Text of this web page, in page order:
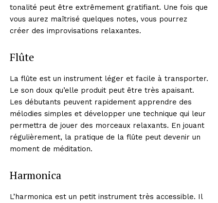
SUBSCRIBE NOW
About
Contact us
Subscription Plans
My account
tonalité peut être extrêmement gratifiant. Une fois que
vous aurez maîtrisé quelques notes, vous pourrez
créer des improvisations relaxantes.
Flûte
La flûte est un instrument léger et facile à transporter.
Le son doux qu’elle produit peut être très apaisant.
Les débutants peuvent rapidement apprendre des
mélodies simples et développer une technique qui leur
permettra de jouer des morceaux relaxants. En jouant
régulièrement, la pratique de la flûte peut devenir un
moment de méditation.
Harmonica
L’harmonica est un petit instrument très accessible. Il